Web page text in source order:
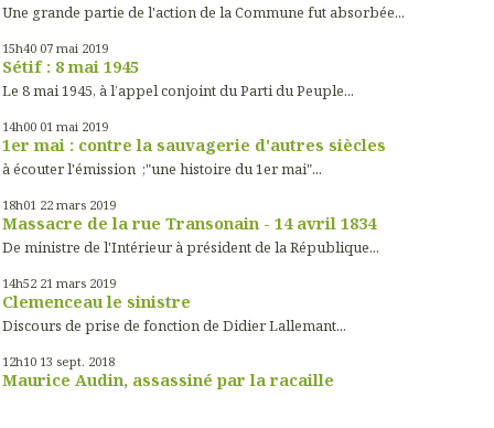
Une grande partie de l'action de la Commune fut absorbée...
15h40 07 mai 2019
Sétif : 8 mai 1945
Le 8 mai 1945, à l’appel conjoint du Parti du Peuple...
14h00 01 mai 2019
1er mai : contre la sauvagerie d'autres siècles
à écouter l'émission ;"une histoire du 1er mai"...
18h01 22 mars 2019
Massacre de la rue Transonain - 14 avril 1834
De ministre de l'Intérieur à président de la République...
14h52 21 mars 2019
Clemenceau le sinistre
Discours de prise de fonction de Didier Lallemant...
12h10 13 sept. 2018
Maurice Audin, assassiné par la racaille